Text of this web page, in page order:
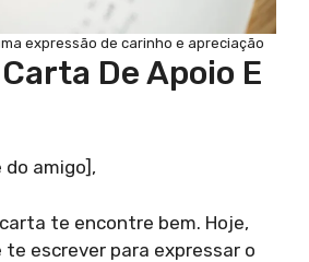
expressão de carinho e apreciação
De Apoio E
do amigo],
te encontre bem. Hoje,
escrever para expressar o